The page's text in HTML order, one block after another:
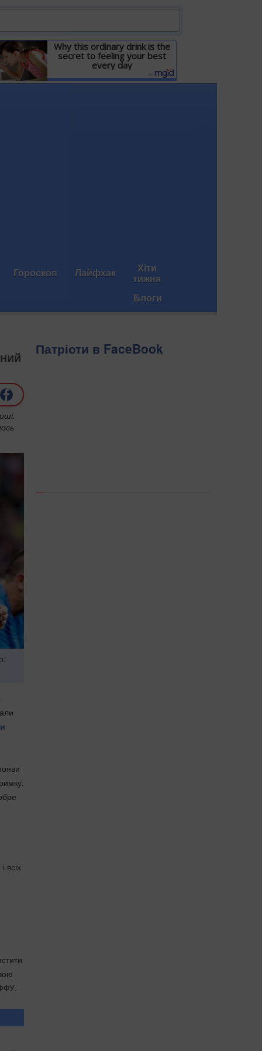
Why this ordinary drink is the
secret to feeling your best
every day
Детальніше
Гороскоп Лайфхак Хіти
тижня
Блоги
всіх
Патріоти в FaceBook